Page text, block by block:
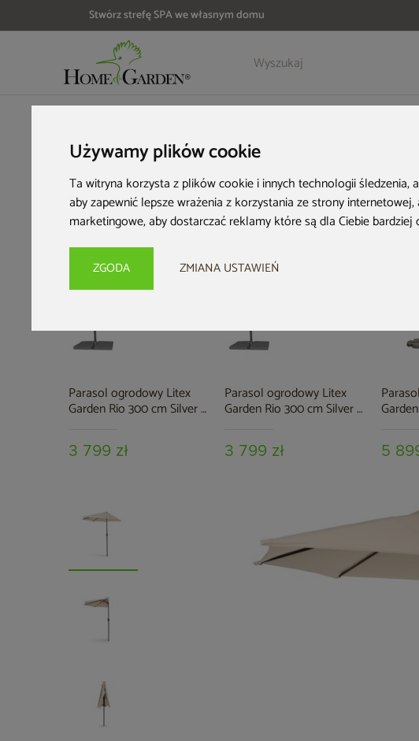
Używamy plików cookie
Ta witryna korzysta z plików cookie i innych technologii
aby zapewnić lepsze wrażenia z korzystania ze strony internetowej,
marketingowe,aby dostarczać reklamy które są dla Ciebie bardziej
ZGODA ZMIANA USTAWIEŃ
Stwórz strefę SPA we własnym domu
Szczegóły Opinie
Parasol ogrodowy Litex
Garden Rio 300 cm Silver /
3 799 zł
Parasol ogrodowy Litex
Garden Rio 300 cm Silver /
3 799 zł 5